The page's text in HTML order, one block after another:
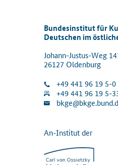
Bundesinstitut für
Deutschen im
Johann-Justus-Weg
26127 Oldenburg
+49 441 96 19 5-0
+49 441 96 19 5-
An-Institut der